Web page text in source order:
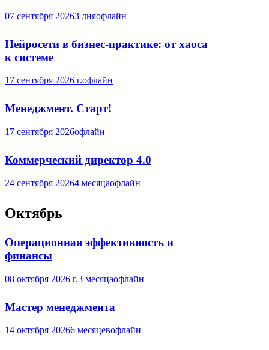
07 сентября 20263 дняофлайн
Нейросети в бизнес-практике: от хаоса
к системе
17 сентября 2026 г.офлайн
Менеджмент. Старт!
17 сентября 2026офлайн
Коммерческий директор 4.0
24 сентября 20264 месяцаофлайн
Октябрь
Операционная эффективность и
финансы
08 октября 2026 г.3 месяцаофлайн
Мастер менеджмента
14 октября 20266 месяцевофлайн